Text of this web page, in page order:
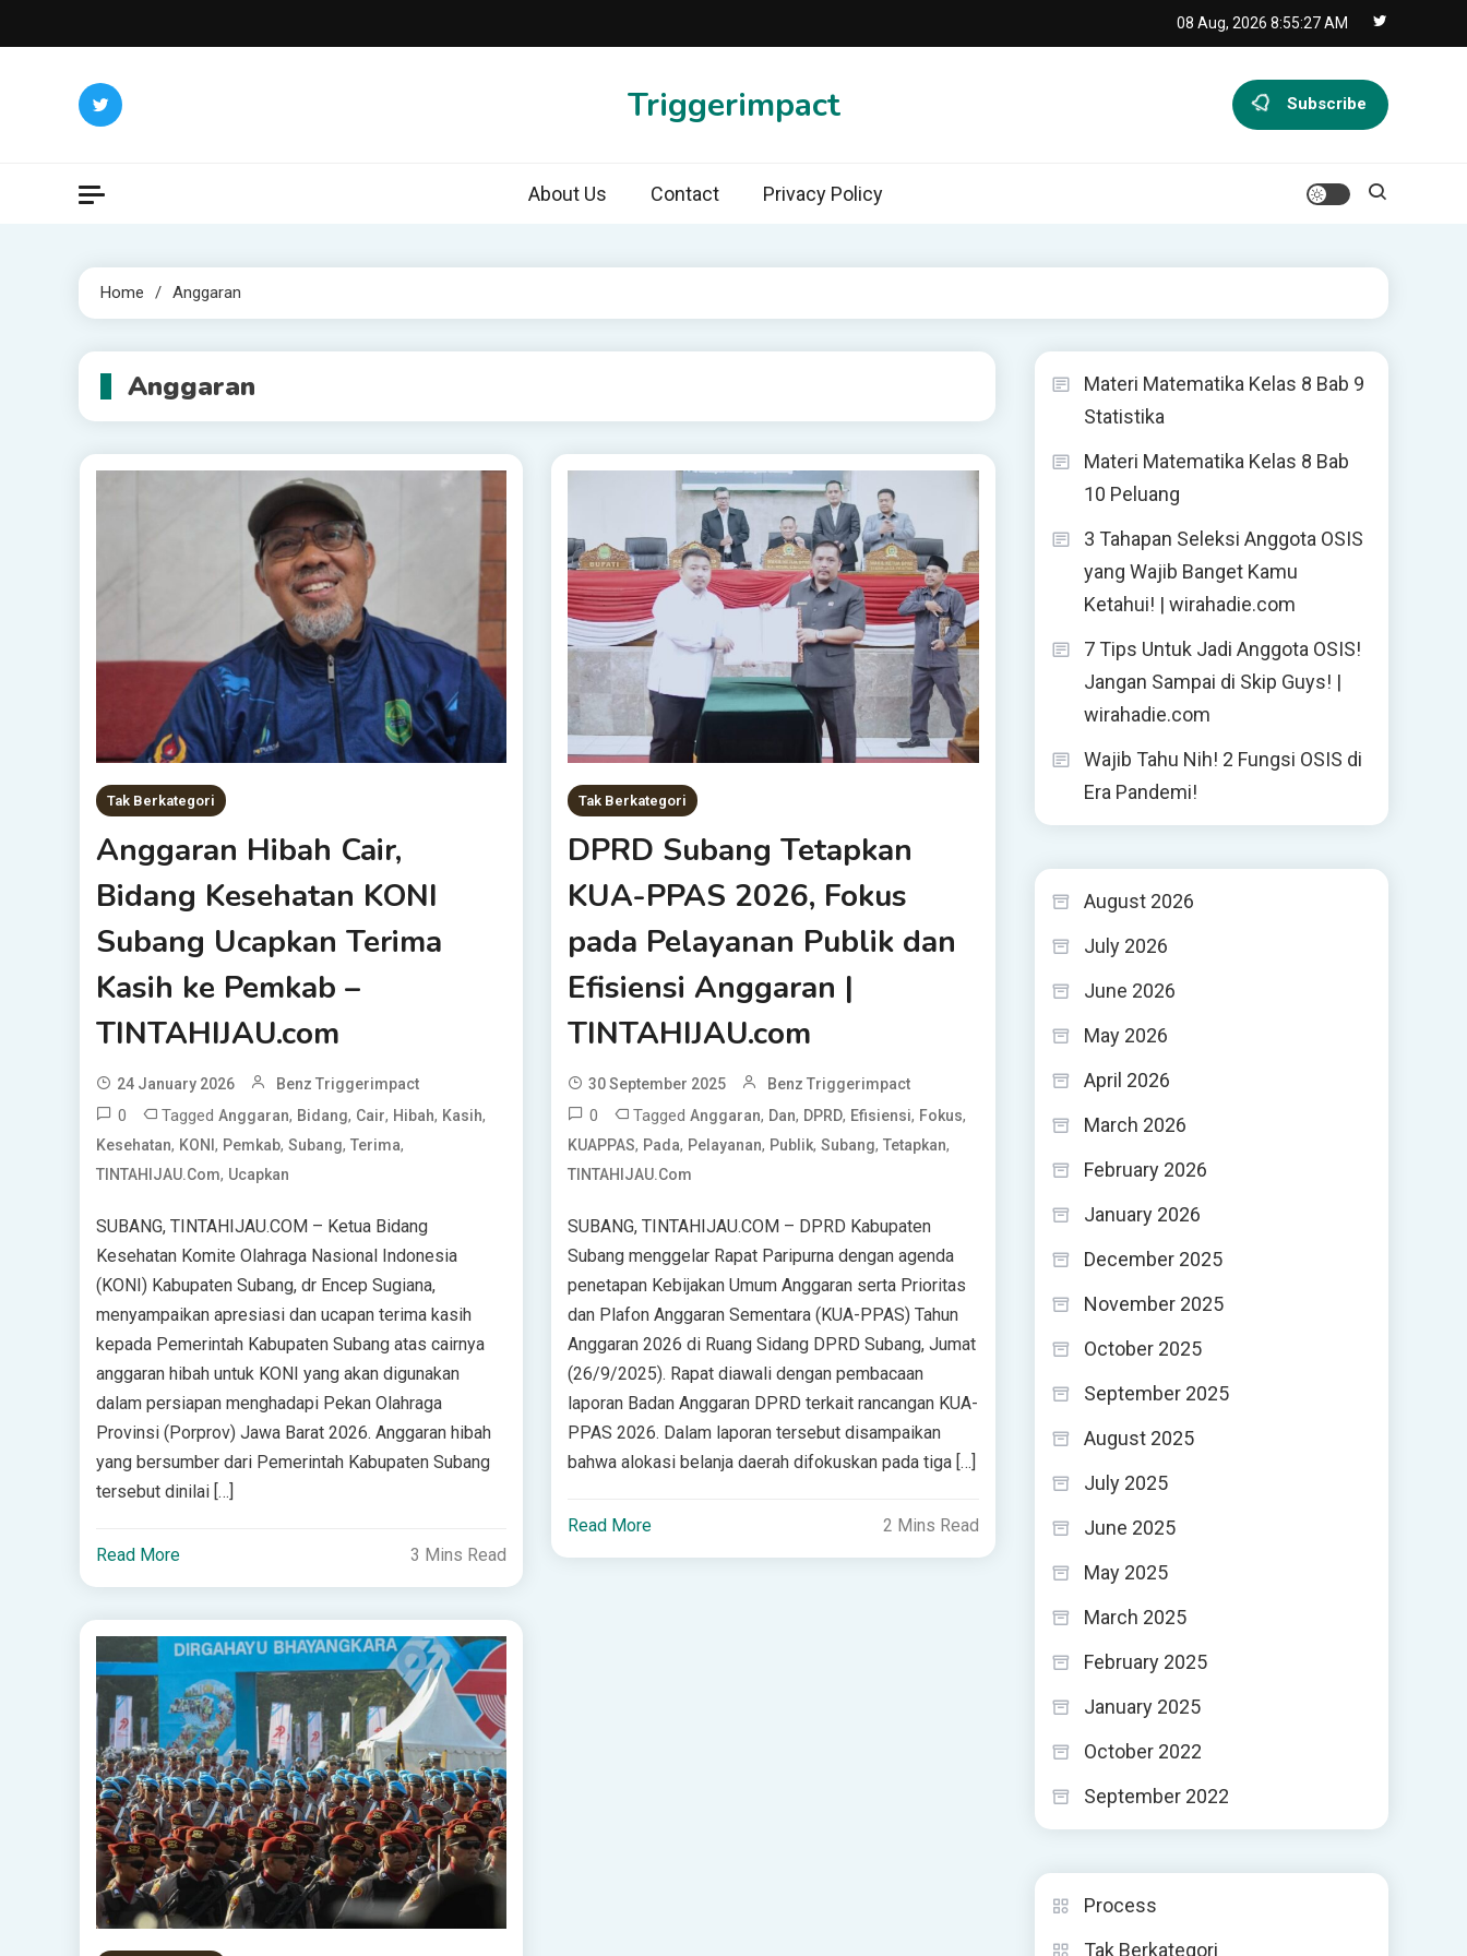
to
08 Aug, 2026 8:55:28 AM
Triggerimpact Subscribe
About Us Contact Privacy Policy
Home Anggaran
Anggaran
Tak Berkategori
Anggaran Hibah Cair,
Bidang Kesehatan KONI
Subang Ucapkan Terima
Kasih ke Pemkab –
TINTAHIJAU.com
24 January 2026 Benz Triggerimpact
0 Tagged Anggaran, Bidang, Cair, Hibah, Kasih,
Kesehatan, KONI , Pemkab, Subang, Terima,
TINTAHIJAU.com, Ucapkan
SUBANG, TINTAHIJAU.COM – Ketua Bidang
Kesehatan Komite Olahraga Nasional Indonesia
(KONI) Kabupaten Subang, dr Encep Sugiana,
menyampaikan apresiasi dan ucapan terima kasih
kepada Pemerintah Kabupaten Subang atas cairnya
anggaran hibah untuk KONI yang akan digunakan
dalam persiapan menghadapi Pekan Olahraga
Provinsi (Porprov) Jawa Barat 2026. Anggaran hibah
yang bersumber dari Pemerintah Kabupaten Subang
tersebut dinilai […]
Read More 3 Mins Read
Tak Berkategori
DPRD Subang Tetapkan
KUA-PPAS 2026, Fokus
pada Pelayanan Publik dan
Efisiensi Anggaran |
TINTAHIJAU.com
30 September 2025 Benz Triggerimpact
0 TaggedAnggaran, Dan, DPRD, Efisiensi, Fokus,
KUAPPAS, Pada, Pelayanan, Publik,Subang,Tetapkan,
TINTAHIJAU.com
SUBANG, TINTAHIJAU.COM – DPRD Kabupaten
Subang menggelar Rapat Paripurna dengan agenda
penetapan Kebijakan Umum Anggaran serta Prioritas
dan Plafon Anggaran Sementara (KUA-PPAS) Tahun
Anggaran 2026 di Ruang Sidang DPRD Subang, Jumat
(26/9/2025). Rapat diawali dengan pembacaan
laporan Badan Anggaran DPRD terkait rancangan KUA-
PPAS 2026. Dalam laporan tersebut disampaikan
bahwa alokasi belanja daerah difokuskan pada tiga […]
Read More 2 Mins Read
Materi Matematika Kelas 8 Bab 9
Statistika
Materi Matematika Kelas 8 Bab
10 Peluang
3 Tahapan Seleksi Anggota OSIS
yang Wajib Banget Kamu
Ketahui! | wirahadie.com
7 Tips Untuk Jadi Anggota OSIS!
Jangan Sampai di Skip Guys! |
wirahadie.com
Wajib Tahu Nih! 2 Fungsi OSIS di
Era Pandemi!
August 2026
July 2026
June 2026
May 2026
April 2026
March 2026
February 2026
January 2026
December 2025
November 2025
October 2025
September 2025
August 2025
July 2025
June 2025
May 2025
March 2025
February 2025
January 2025
October 2022
September 2022
Process
Tak Berkategori